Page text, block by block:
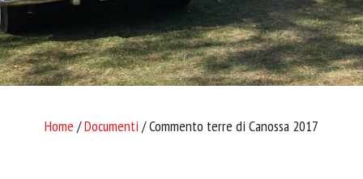
Home /Documenti / Commento terre di Canossa 2017